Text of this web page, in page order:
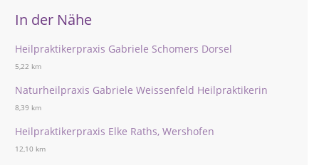
In der Nähe
Heilpraktikerpraxis Gabriele Schomers Dorsel
5,22 km
Naturheilpraxis Gabriele Weissenfeld Heilpraktikerin
8,39 km
Heilpraktikerpraxis Elke Raths, Wershofen
12,10 km